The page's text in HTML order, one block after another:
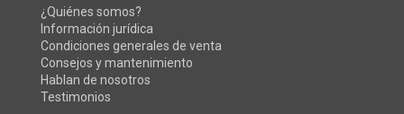
¿Quiénes somos?
Información jurídica
Condiciones generales de venta
Consejos y mantenimiento
Hablan de nosotros
Testimonios